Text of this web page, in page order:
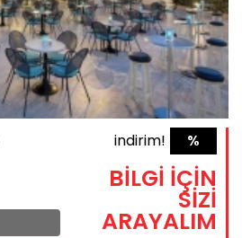
%
indirim!
BİLGİ İÇİN
SİZİ
ARAYALIM